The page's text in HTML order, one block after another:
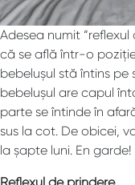
Adesea numit
că se află într-o
bebelușul stă întins
bebelușul are capul
parte se întinde în
sus la cot. De obicei,
la șapte luni. En garde!